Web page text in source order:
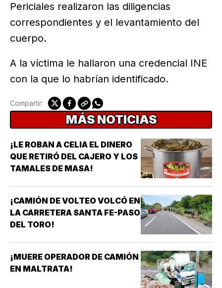
Periciales realizaron las diligencias
correspondientes y el levantamiento del
cuerpo.
A la víctima le hallaron una credencial INE
con la que lo habrían identificado.
Compartir:
MÁS NOTICIAS
¡LE ROBAN A CELIA EL DINERO
QUE RETIRÓ DEL CAJERO Y LOS
TAMALES DE MASA!
¡CAMIÓN DE VOLTEO VOLCÓ EN
LA CARRETERA SANTA FE-PASO
DEL TORO!
¡MUERE OPERADOR DE CAMIÓN
EN MALTRATA!